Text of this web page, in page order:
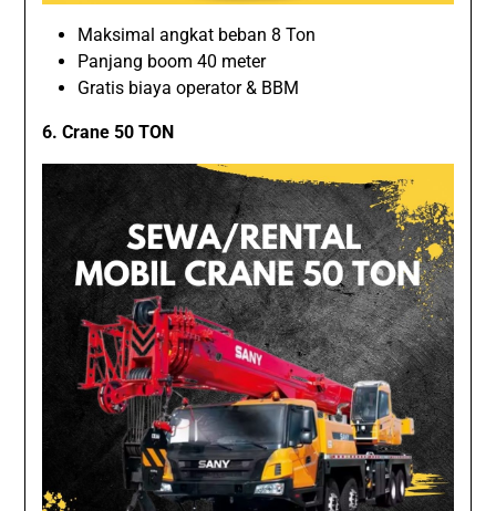
Maksimal angkat beban 8 Ton
Panjang boom 40 meter
Gratis biaya operator & BBM
6. Crane 50 TON